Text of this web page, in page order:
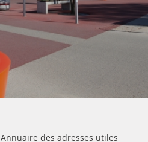
Annuaire des adresses utiles